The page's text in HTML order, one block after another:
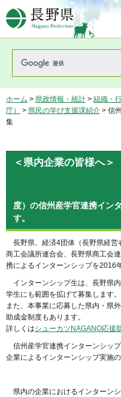
長野県
ホーム > 県政情報・統計 > 組織・
庁）
> 県民の学び支援課紹介 > 信
集
＜県内企業の皆様へ＞
度）の信州産学官連携イン
す。
長野県、経済4団体（長野県経営
商工会議所連合会、長野県商工会
携によるインターンシップを2016
インターンシップ生は、長野県
学生にも範囲を拡げて募集します。
また、本事業に応募した県内・県
助成金制度もあります。
詳しくはシューカツNAGANO応援
信州産学官連携インターンシッ
企業によるインターンシップ実施
県内の企業におけるインターン